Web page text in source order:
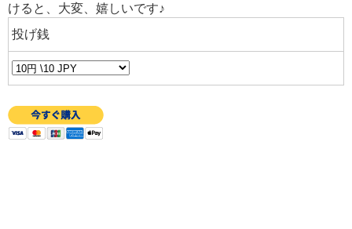
けると、大変、嬉しいです♪
投げ銭